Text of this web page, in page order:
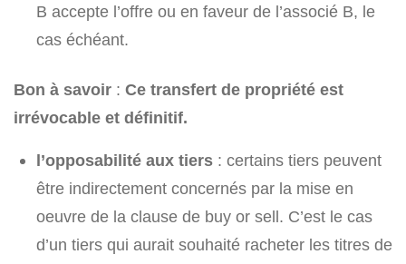
B accepte l’offre ou en faveur de l’associé B, le
cas échéant.
Bon à savoir : Ce transfert de propriété est
irrévocable et définitif.
l’opposabilité aux tiers : certains tiers peuvent
être indirectement concernés par la mise en
oeuvre de la clause de buy or sell. C’est le cas
d’un tiers qui aurait souhaité racheter les titres de